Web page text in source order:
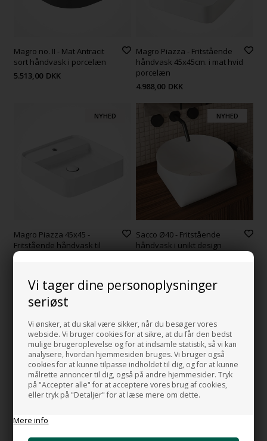
Vi tager dine personoplysninger
seriøst
Vi ønsker, at du skal være sikker, når du besøger vores
webside. Vi bruger cookies for at sikre, at du får den bedst
mulige brugeroplevelse og for at indsamle statistik, så vi kan
analysere, hvordan hjemmesiden bruges. Vi bruger også
cookies for at kunne tilpasse indholdet til dig, og for at kunne
målrette annoncer til dig, også på andre hjemmesider. Tryk
på "Accepter alle" for at acceptere vores brug af cookies,
eller tryk på "Detaljer" for at læse mere om dette.
Mere info
Magro no. II - Mat Antracit
sort håndvask i porcelæn
5.513,00 DKK
Magro Piazza - Fritstående
håndvask 45x45cm. i mat hvid
porcelæn
4.988,00 DKK
NYHED
Magro Piazza 45x45 -
Fritstående håndvask til
bordplade i blank hvid porcelæn
NYHED
Sacco Ø40 - Fritstående
håndvask i unikt design
Semi 55 - Håndvask 55x28,5
porcelæn
85FLERE STØRRELSER